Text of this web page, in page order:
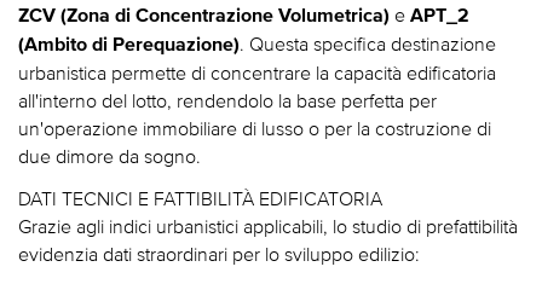
ZCV (Zona di Concentrazione Volumetrica) e APT_2
(Ambito di Perequazione). Questa specifica destinazione
urbanistica permette di concentrare la capacità edificatoria
all'interno del lotto, rendendolo la base perfetta per
un'operazione immobiliare di lusso o per la costruzione di
due dimore da sogno.
DATI TECNICI E FATTIBILITÀ EDIFICATORIA
Grazie agli indici urbanistici applicabili, lo studio di prefattibilità
evidenzia dati straordinari per lo sviluppo edilizio: